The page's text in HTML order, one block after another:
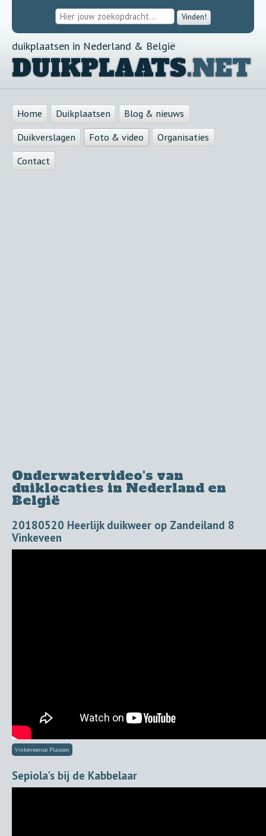
Vinden!
duikplaatsen in Nederland & België
DUIKPLAATS.NET
Home Duikplaatsen
Blog & nieuws
Duikverslagen
Foto & video
Organisaties
Contact
Onderwatervideo's van
duiklocaties in Nederland en
België
20180520 Heerlijk duikweer op Zandeiland 8
Vinkeveen
Vinkeveense Plassen
Sepiola's bij de Kabbelaar